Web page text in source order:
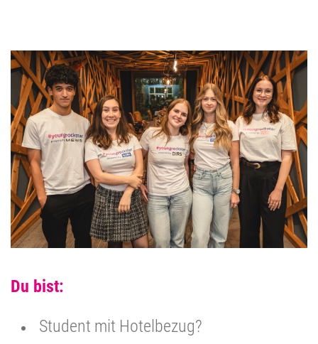
Du bist:
Student mit Hotelbezug?